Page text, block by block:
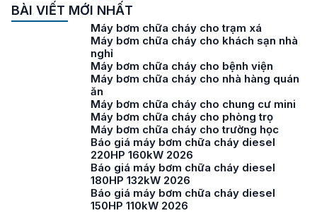
BÀI VIẾT MỚI NHẤT
Máy bơm chữa cháy cho trạm xá
Máy bơm chữa cháy cho khách sạn nhà
nghỉ
Máy bơm chữa cháy cho bệnh viện
Máy bơm chữa cháy cho nhà hàng quán
ăn
Máy bơm chữa cháy cho chung cư mini
Máy bơm chữa cháy cho phòng trọ
Máy bơm chữa cháy cho trường học
Báo giá máy bơm chữa cháy diesel
220HP 160kW 2026
Báo giá máy bơm chữa cháy diesel
180HP 132kW 2026
Báo giá máy bơm chữa cháy diesel
150HP 110kW 2026